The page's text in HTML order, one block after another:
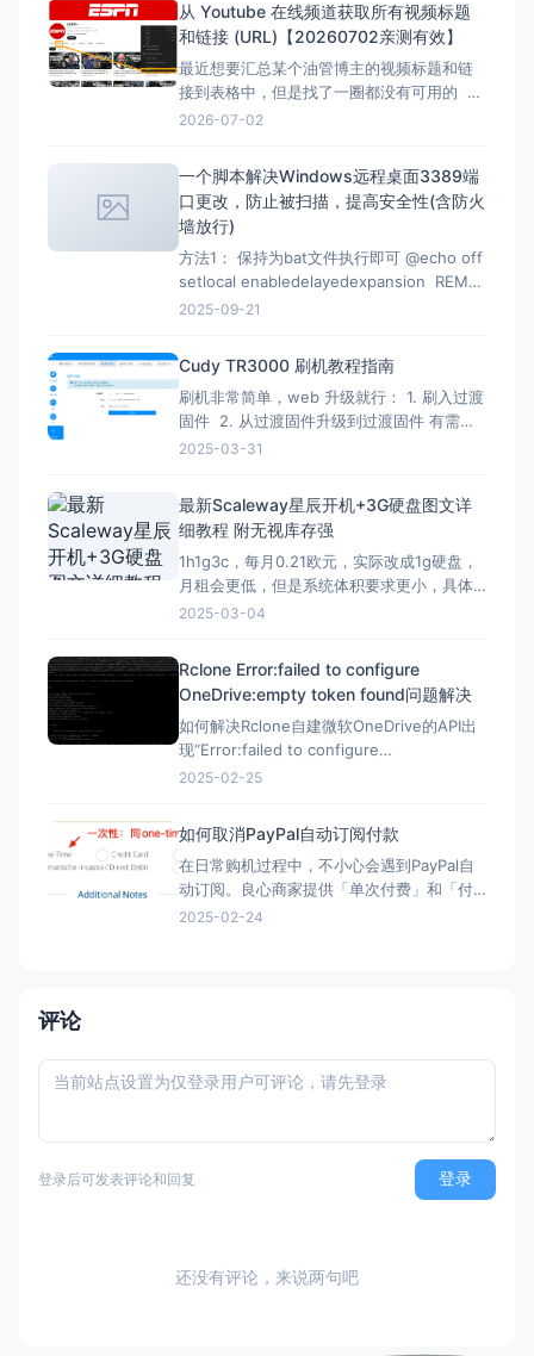
从 Youtube 在线频道获取所有视频标题
和链接 (URL)【20260702亲测有效】
最近想要汇总某个油管博主的视频标题和链
接到表格中，但是找了一圈都没有可用的 但
是在下面的文章找到了，但是已失效，所以
的代码都有时效性，使用时注意甄别，当前
测试有效时间为2026-07-02 12：07
2026-07-02
一个脚本解决Windows远程桌面3389端
口更改，防止被扫描，提高安全性(含防火
墙放行)
方法1： 保持为bat文件执行即可 @echo off
setlocal enabledelayedexpansion REM
Verify administrator privileges net
2025-09-21
Cudy TR3000 刷机教程指南
刷机非常简单，web 升级就行： 1. 刷入过渡
固件 2. 从过渡固件升级到过渡固件 有需要
刷回原厂固件的记得先备份 FIP 分区！ FIP
filogic-cudy_tr3000-v1-squas
2025-03-31
最新Scaleway星辰开机+3G硬盘图文详
细教程 附无视库存强
1h1g3c，每月0.21欧元，实际改成1g硬盘，
月租会更低，但是系统体积要求更小，具体
自己测试，方法一样。 星辰Scaleway官网：
先注册一个星辰账号 这里的地址可以
2025-03-04
Rclone Error:failed to configure
OneDrive:empty token found问题解决
如何解决Rclone自建微软OneDrive的API出
现“Error:failed to configure
OneDrive:empty token found”错误？ 在
2025-02-25
如何取消PayPal自动订阅付款
在日常购机过程中，不小心会遇到PayPal自
动订阅。良心商家提供「单次付费」和「付
费订阅」两类选项。但现在良心商家日渐变
2025-02-24
评论
登录后可发表评论和回复 登录
还没有评论，来说两句吧